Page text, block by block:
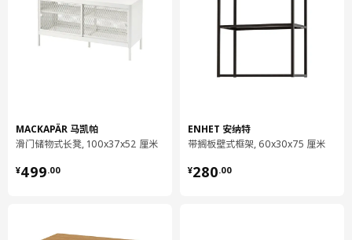
MACKAPÄR 马凯帕
滑门储物式长凳, 100x37x52 厘米
¥499.00
¥ 499.00
ENHET 安纳特
带搁板壁式框架, 60x30x75 厘米
¥280.00
¥ 280.00